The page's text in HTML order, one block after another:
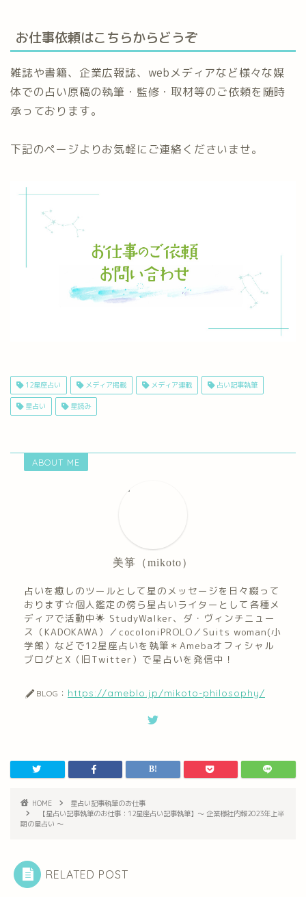
お仕事依頼はこちらからどうぞ
雑誌や書籍、企業広報誌、webメディアなど様々な媒
体での占い原稿の執筆・監修・取材等のご依頼を随時
承っております。
下記のページよりお気軽にご連絡くださいませ。
12星座占い メディア掲載 メディア連載 占い記事執筆
星占い 星読み
ABOUT ME
美箏（mikoto）
占いを癒しのツールとして星のメッセージを日々綴って
おります☆個人鑑定の傍ら星占いライターとして各種メ
ディアで活動中🌟 StudyWalker、ダ・ヴィンチニュー
ス（KADOKAWA）／cocoloniPROLO／Suits woman(小
学館）などで12星座占いを執筆＊Amebaオフィシャル
ブログとX（旧Twitter）で星占いを発信中！
BLOG： https://ameblo.jp/mikoto-philosophy/
HOME
星占い記事執筆のお仕事
【星占い記事執筆のお仕事：12星座占い記事執筆】〜 企業様社内報2023年上半
期の星占い 〜
RELATED POST